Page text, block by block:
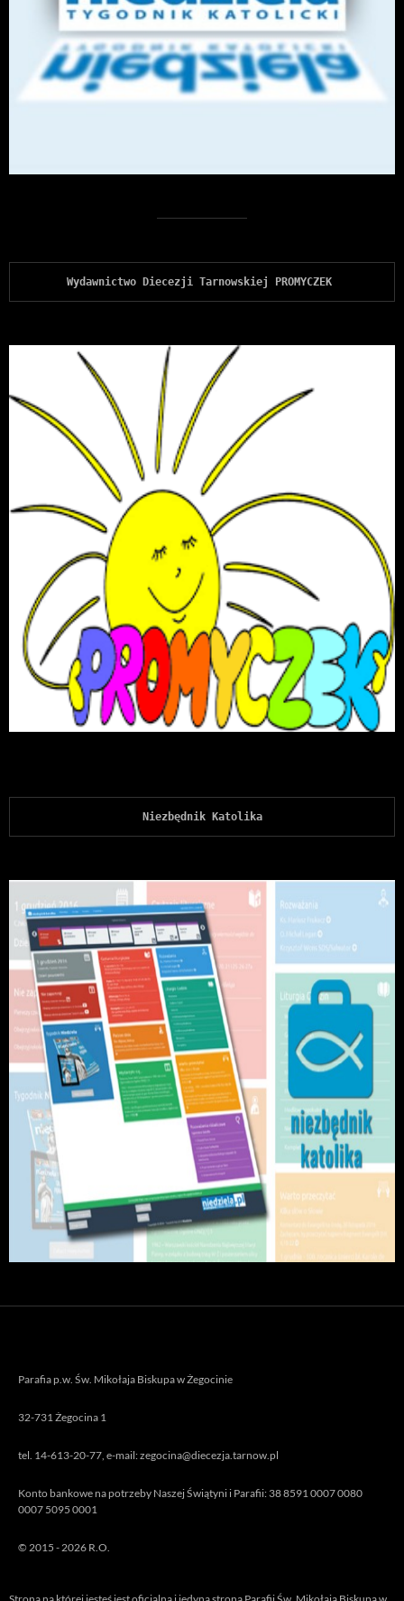
Wydawnictwo Diecezji Tarnowskiej PROMYCZEK
Niezbędnik Katolika
Parafia p.w. Św. Mikołaja Biskupa w Żegocinie
32-731 Żegocina 1
tel. 14-613-20-77, e-mail: zegocina@diecezja.tarnow.pl
Konto bankowe na potrzeby Naszej Świątyni i Parafii: 38 8591 0007 0080
0007 5095 0001
© 2015 - 2026 R.O.